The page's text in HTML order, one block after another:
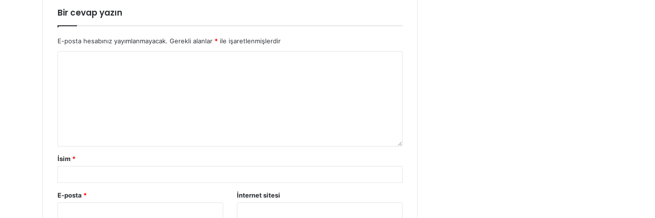
Bir cevap yazın
E-posta hesabınız yayımlanmayacak. Gerekli alanlar * ile işaretlenmişlerdir
İsim *
E-posta * İnternet sitesi